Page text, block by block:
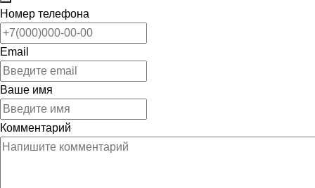
Номер телефона
Email
Ваше имя
Комментарий